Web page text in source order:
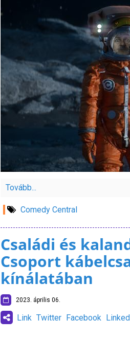
Tovább...
Comedy Central
Családi és
Csoport
kínálatában
2023. április 06.
Link Twitter Facebook